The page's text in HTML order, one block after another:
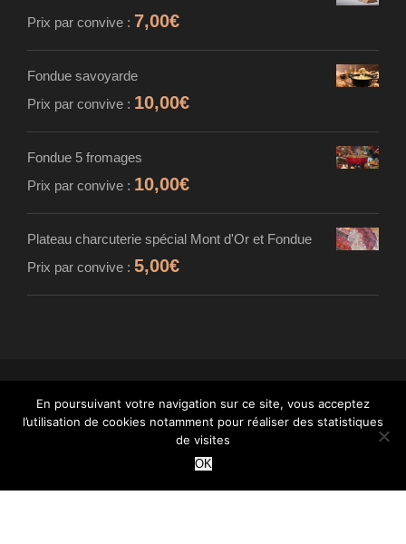
Prix par convive : 7,00€
Fondue savoyarde
Prix par convive : 10,00€
Fondue 5 fromages
Prix par convive : 10,00€
Plateau charcuterie spécial Mont d'Or et Fondue
Prix par convive : 5,00€
© MAISON CARDINET - FROMAGER AFFINEUR
- TOUS DROITS RÉSERVÉS - INTÉGRATION :
WANT
En poursuivant votre navigation sur ce site, vous acceptez
l’utilisation de cookies notamment pour réaliser des statistiques
de visites
OK